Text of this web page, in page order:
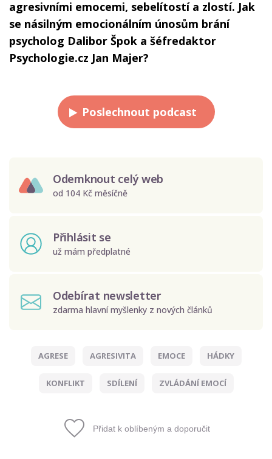
agresivními emocemi, sebelítostí a zlostí. Jak
se násilným emocionálním únosům brání
psycholog Dalibor Špok a šéfredaktor
Psychologie.cz Jan Majer?
Poslechnout podcast
Odemknout celý web
od 104 Kč měsíčně
Přihlásit se
už mám předplatné
Odebírat newsletter
zdarma hlavní myšlenky z nových článků
AGRESE AGRESIVITA EMOCE HÁDKY
KONFLIKT SDÍLENÍ ZVLÁDÁNÍ EMOCÍ
Přidat k oblíbeným a doporučit